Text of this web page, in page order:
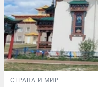
СТРАНА И МИР